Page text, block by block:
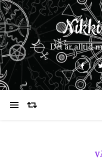
Det är alltid